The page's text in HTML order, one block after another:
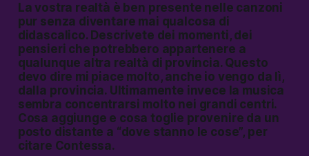
La vostra realtà è ben presente nelle canzoni
pur senza diventare mai qualcosa di
didascalico. Descrivete dei momenti, dei
pensieri che potrebbero appartenere a
qualunque altra realtà di provincia. Questo
devo dire mi piace molto, anche io vengo da lì,
dalla provincia. Ultimamente invece la musica
sembra concentrarsi molto nei grandi centri.
Cosa aggiunge e cosa toglie provenire da un
posto distante a “dove stanno le cose”, per
citare Contessa.